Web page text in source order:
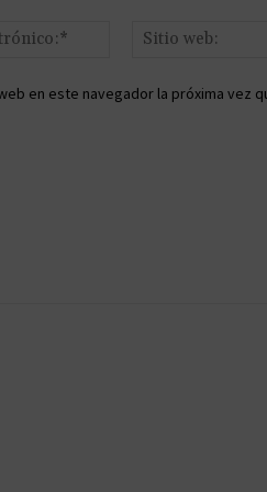
Correo
en este navegador la próxima vez